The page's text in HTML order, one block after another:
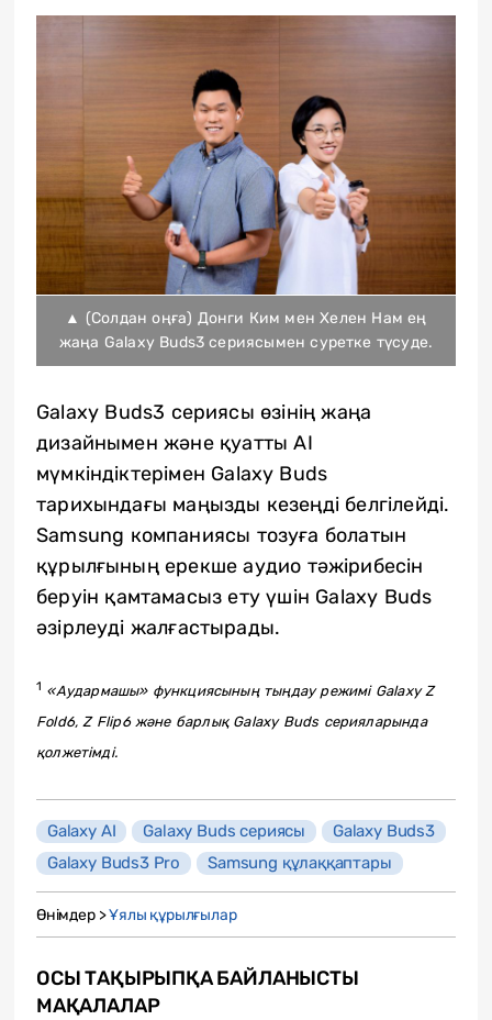
▲ (Солдан оңға) Донги Ким мен Хелен Нам ең
жаңа Galaxy Buds3 сериясымен суретке түсуде.
Galaxy Buds3 сериясы өзінің жаңа
дизайнымен және қуатты AI
мүмкіндіктерімен Galaxy Buds
тарихындағы маңызды кезеңді белгілейді.
Samsung компаниясы тозуға болатын
құрылғының ерекше аудио тәжірибесін
беруін қамтамасыз ету үшін Galaxy Buds
әзірлеуді жалғастырады.
1 «Аудармашы» функциясының тыңдау режимі Galaxy Z
Fold6, Z Flip6 және барлық Galaxy Buds серияларында
қолжетімді.
Galaxy AI Galaxy Buds cериясы
Galaxy Buds3
Galaxy Buds3 Pro
Samsung құлаққаптары
Өнімдер >Ұялы құрылғылар
ОСЫ ТАҚЫРЫПҚА БАЙЛАНЫСТЫ
МАҚАЛАЛАР